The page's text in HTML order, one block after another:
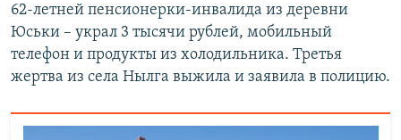
62-летней пенсионерки-инвалида из деревни
Юськи – украл 3 тысячи рублей, мобильный
телефон и продукты из холодильника. Третья
жертва из села Нылга выжила и заявила в полицию.